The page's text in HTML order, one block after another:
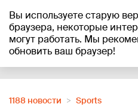
Вы используете старую
браузера, некоторые
могут работать. Мы
обновить ваш браузер!
+15°C
1188 новости
Sports